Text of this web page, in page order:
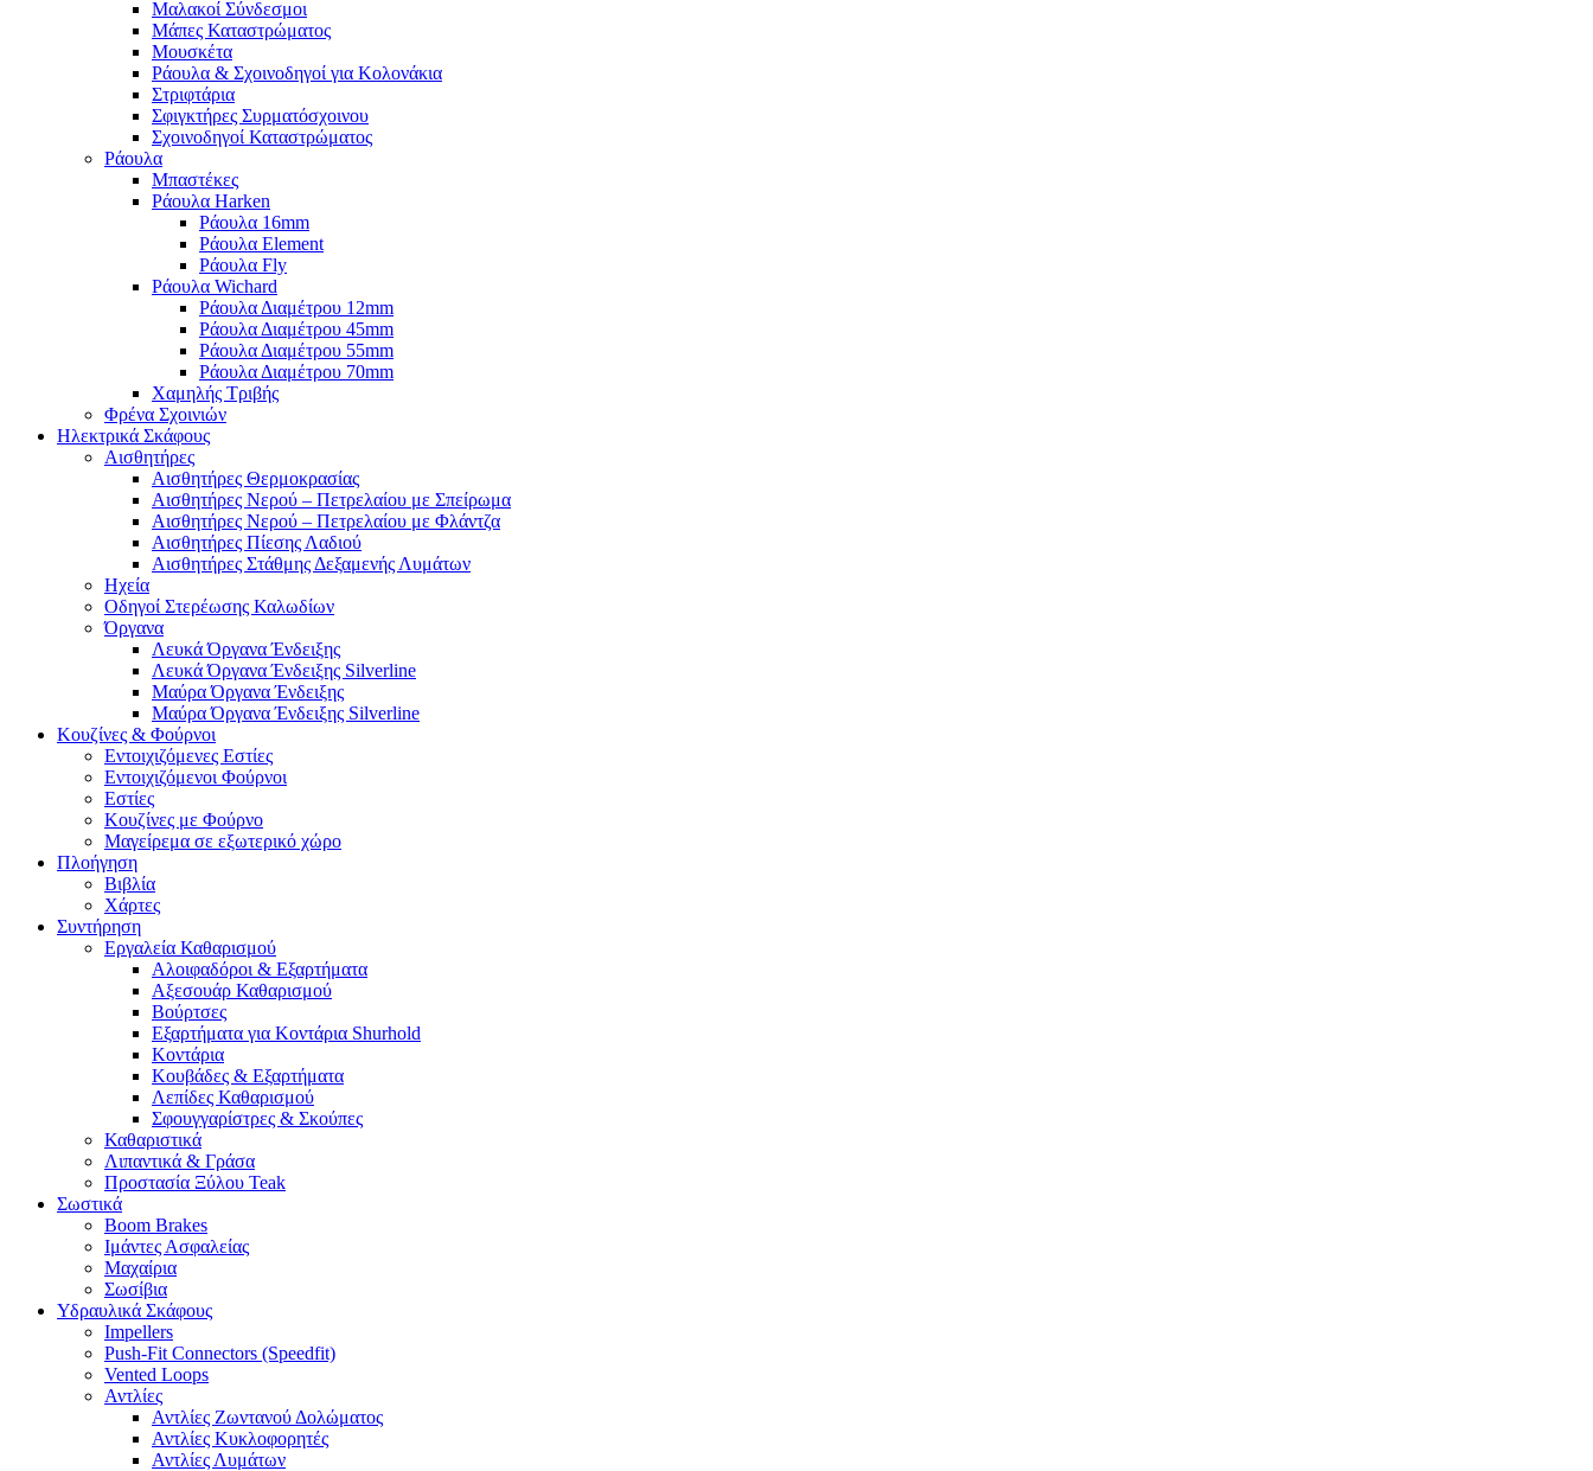
Μαλακοί Σύνδεσμοι
Μάπες Καταστρώματος
Μουσκέτα
Ράουλα & Σχοινοδηγοί για Κολονάκια
Στριφτάρια
Σφιγκτήρες Συρματόσχοινου
Σχοινοδηγοί Καταστρώματος
Ράουλα
Μπαστέκες
Ράουλα Harken
Ράουλα 16mm
Ράουλα Element
Ράουλα Fly
Ράουλα Wichard
Ράουλα Διαμέτρου 12mm
Ράουλα Διαμέτρου 45mm
Ράουλα Διαμέτρου 55mm
Ράουλα Διαμέτρου 70mm
Χαμηλής Τριβής
Φρένα Σχοινιών
Ηλεκτρικά Σκάφους
Αισθητήρες
Αισθητήρες Θερμοκρασίας
Αισθητήρες Νερού – Πετρελαίου με Σπείρωμα
Αισθητήρες Νερού – Πετρελαίου με Φλάντζα
Αισθητήρες Πίεσης Λαδιού
Αισθητήρες Στάθμης Δεξαμενής Λυμάτων
Ηχεία
Οδηγοί Στερέωσης Καλωδίων
Όργανα
Λευκά Όργανα Ένδειξης
Λευκά Όργανα Ένδειξης Silverline
Μαύρα Όργανα Ένδειξης
Μαύρα Όργανα Ένδειξης Silverline
Κουζίνες & Φούρνοι
Εντοιχιζόμενες Εστίες
Εντοιχιζόμενοι Φούρνοι
Εστίες
Κουζίνες με Φούρνο
Μαγείρεμα σε εξωτερικό χώρο
Πλοήγηση
Βιβλία
Χάρτες
Συντήρηση
Εργαλεία Καθαρισμού
Αλοιφαδόροι & Εξαρτήματα
Αξεσουάρ Καθαρισμού
Βούρτσες
Εξαρτήματα για Κοντάρια Shurhold
Κοντάρια
Κουβάδες & Εξαρτήματα
Λεπίδες Καθαρισμού
Σφουγγαρίστρες & Σκούπες
Καθαριστικά
Λιπαντικά & Γράσα
Προστασία Ξύλου Teak
Σωστικά
Boom Brakes
Ιμάντες Ασφαλείας
Μαχαίρια
Σωσίβια
Υδραυλικά Σκάφους
Impellers
Push-Fit Connectors (Speedfit)
Vented Loops
Αντλίες
Αντλίες Ζωντανού Δολώματος
Αντλίες Κυκλοφορητές
Αντλίες Λυμάτων